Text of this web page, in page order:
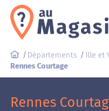
Départements Ille et
Rennes Courtage
Rennes